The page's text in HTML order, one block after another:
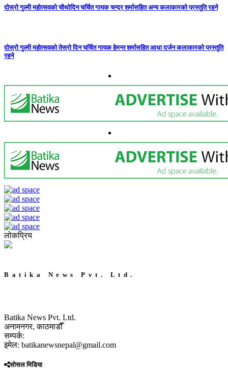
दोस्रो गुल्मी महोत्सवको चौथोदिन चर्चित गायक चन्द्र शर्मासहित अन्य कलाकारको प्रस्तुति रहने
दोस्रो गुल्मी महोत्सवको तेस्रो दिन चर्चित गायक हेमन्त शर्मासहित आधा दर्जन कलाकारको प्रस्तुति
रहने
लोकप्रिय
Batika News Pvt. Ltd.
Batika News Pvt. Ltd.
अनामनगर, काठमाडौँ
सम्पर्क:
इमेल: batikanewsnepal@gmail.com
सोसल मिडिया